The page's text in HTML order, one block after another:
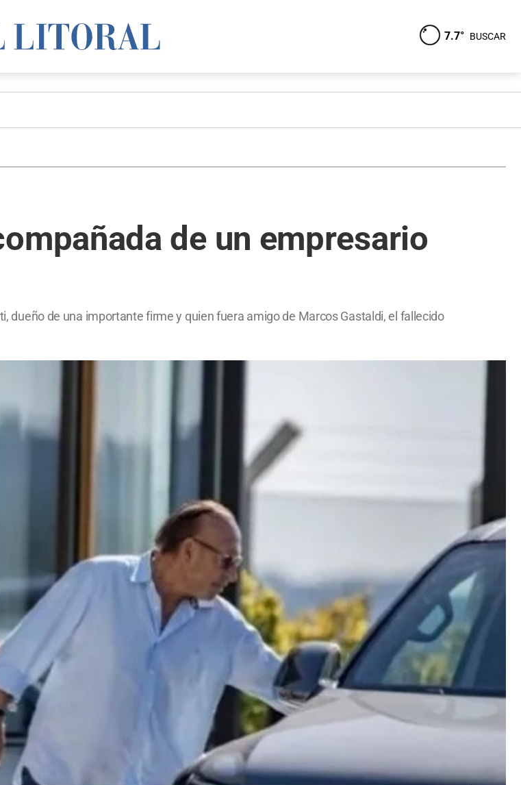
7.7° BUSCAR
de un empresario
dueño de una importante firme y quien fuera amigo de Marcos Gastaldi, el fallecido